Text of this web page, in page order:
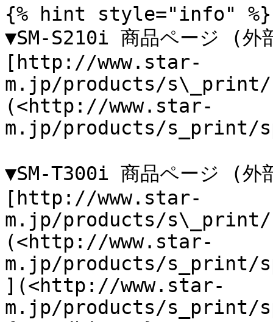
{% hint style="info" %}
▼SM-S210i 商品ページ (外
[http://www.star-
m.jp/products/s\_print/
(<http://www.star-
m.jp/products/s_print/
▼SM-T300i 商品ページ (外
[http://www.star-
m.jp/products/s\_print/
(<http://www.star-
m.jp/products/s_print/
](<http://www.star-
m.jp/products/s_print/